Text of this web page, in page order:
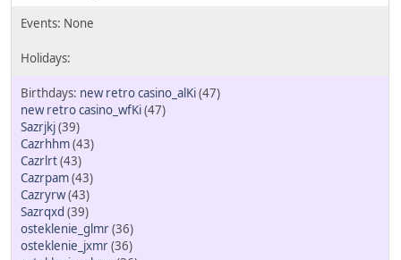
new retro casino_alKi(47)
new retro casino_wfKi(47)
Sazrjkj(39)
Cazrhhm(43)
Cazrlrt(43)
Cazrpam(43)
Cazryrw(43)
Sazrqxd (39)
osteklenie_glmr(36)
osteklenie_jxmr(36)